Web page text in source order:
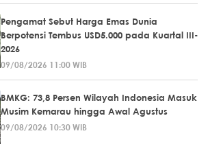
Pengamat Sebut Harga Emas Dunia
Berpotensi Tembus USD5.000 pada Kuartal III-
2026
09/08/2026 11:00 WIB
BMKG: 73,8 Persen Wilayah Indonesia Masuk
Musim Kemarau hingga Awal Agustus
09/08/2026 10:30 WIB